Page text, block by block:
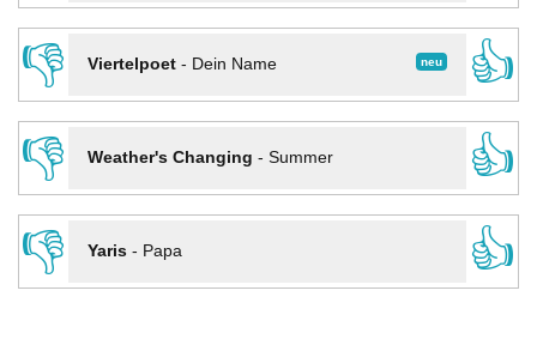
👎
neu
Viertelpoet- Dein Name
👍
👎
Weather's Changing - Summer
👍
👎
Yaris- Papa 👍